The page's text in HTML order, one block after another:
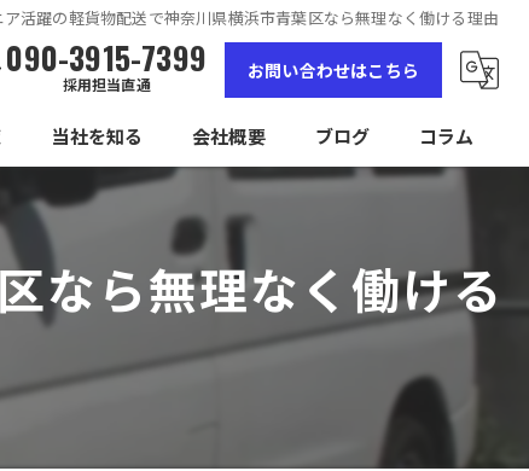
ア活躍の軽貨物配送で神奈川県横浜市青葉区なら無理なく働ける理由
090-3915-7399
採用担当直通
お問い合わせはこちら
当社を知る
高収入
未経験
経験者
会社概要 ブログ コラム
なら無理なく働ける